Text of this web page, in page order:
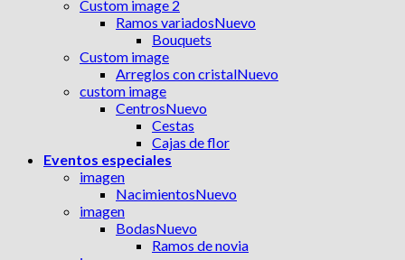
Custom image 2
Ramos variados
Bouquets
Custom image
Arreglos con cristal
custom image
Centros
Cestas
Cajas de flor
Eventos especiales
imagen
Nacimientos
imagen
Bodas
Ramos de novia